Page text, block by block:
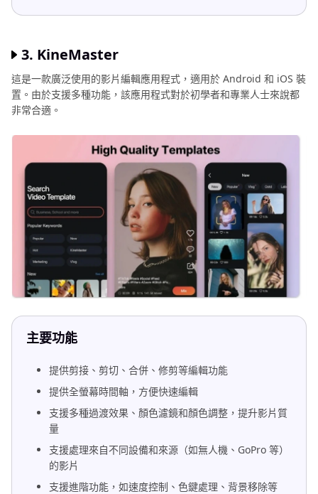
3. KineMaster
這是一款廣泛使用的影片編輯應用程式，適用於 Android 和 iOS 裝
置。由於支援多種功能，該應用程式對於初學者和專業人士來說都
非常合適。
主要功能
提供剪接、剪切、合併、修剪等編輯功能
提供全螢幕時間軸，方便快速編輯
支援多種過渡效果、顏色濾鏡和顏色調整，提升影片質
量
支援處理來自不同設備和來源（如無人機、GoPro 等）
的影片
支援進階功能，如速度控制、色鍵處理、背景移除等